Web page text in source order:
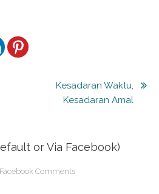
Kesadaran Waktu,
Kesadaran Amal
or Via Facebook)
Facebook Comments